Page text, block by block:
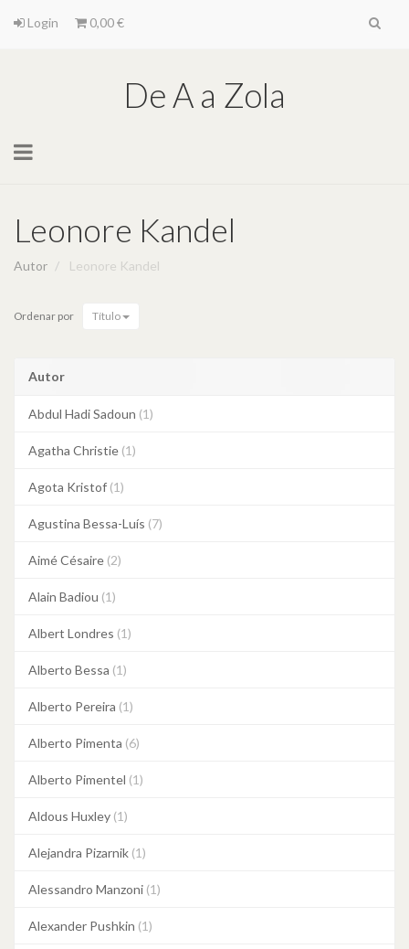
Login 0,00 €
De A a Zola
Toggle
Leonore Kandel
Autor Leonore Kandel
Ordenar por Título
Autor
Abdul Hadi Sadoun (1)
Agatha Christie (1)
Agota Kristof (1)
Agustina Bessa-Luís (7)
Aimé Césaire (2)
Alain Badiou (1)
Albert Londres (1)
Alberto Bessa (1)
Alberto Pereira (1)
Alberto Pimenta (6)
Alberto Pimentel (1)
Aldous Huxley (1)
Alejandra Pizarnik (1)
Alessandro Manzoni (1)
Alexander Pushkin (1)